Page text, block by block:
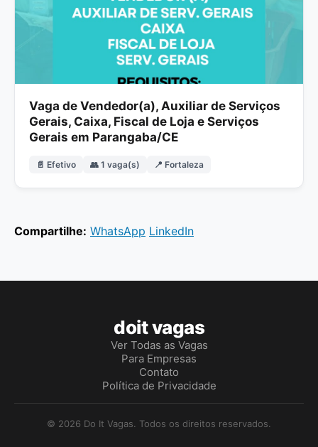
Vaga de Vendedor(a), Auxiliar de Serviços
Gerais, Caixa, Fiscal de Loja e Serviços
Gerais em Parangaba/CE
📄 Efetivo 👥 1 vaga(s) 📍 Fortaleza
Compartilhe: WhatsApp LinkedIn
doit vagas
Ver Todas as Vagas
Para Empresas
Contato
Política de Privacidade
© 2026 Do It Vagas. Todos os direitos reservados.